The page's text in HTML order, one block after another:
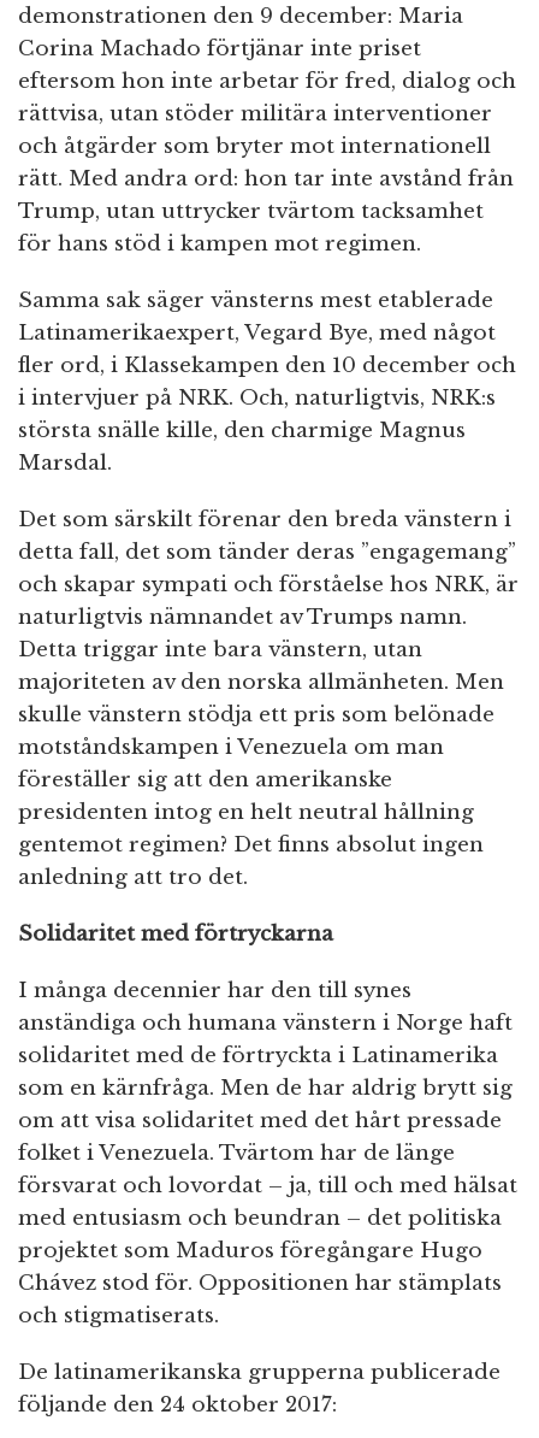
demonstrationen den 9 december: Maria
Corina Machado förtjänar inte priset
eftersom hon inte arbetar för fred, dialog och
rättvisa, utan stöder militära interventioner
och åtgärder som bryter mot internationell
rätt. Med andra ord: hon tar inte avstånd från
Trump, utan uttrycker tvärtom tacksamhet
för hans stöd i kampen mot regimen.
Samma sak säger vänsterns mest etablerade
Latinamerikaexpert, Vegard Bye, med något
fler ord, i Klassekampen den 10 december och
i intervjuer på NRK. Och, naturligtvis, NRK:s
största snälle kille, den charmige Magnus
Marsdal.
Det som särskilt förenar den breda vänstern i
detta fall, det som tänder deras ”engagemang”
och skapar sympati och förståelse hos NRK, är
naturligtvis nämnandet av Trumps namn.
Detta triggar inte bara vänstern, utan
majoriteten av den norska allmänheten. Men
skulle vänstern stödja ett pris som belönade
motståndskampen i Venezuela om man
föreställer sig att den amerikanske
presidenten intog en helt neutral hållning
gentemot regimen? Det finns absolut ingen
anledning att tro det.
Solidaritet med förtryckarna
I många decennier har den till synes
anständiga och humana vänstern i Norge haft
solidaritet med de förtryckta i Latinamerika
som en kärnfråga. Men de har aldrig brytt sig
om att visa solidaritet med det hårt pressade
folket i Venezuela. Tvärtom har de länge
försvarat och lovordat – ja, till och med hälsat
med entusiasm och beundran – det politiska
projektet som Maduros föregångare Hugo
Chávez stod för. Oppositionen har stämplats
och stigmatiserats.
De latinamerikanska grupperna publicerade
följande den 24 oktober 2017: